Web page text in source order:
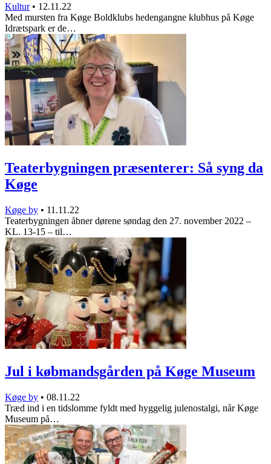
Kultur • 12.11.22
Med mursten fra Køge Boldklubs hedengangne klubhus på Køge
Idrætspark er de…
Teaterbygningen præsenterer: Så syng da
Køge
Køge by • 11.11.22
Teaterbygningen åbner dørene søndag den 27. november 2022 –
KL. 13-15 – til…
Jul i købmandsgården på Køge Museum
Køge by • 08.11.22
Træd ind i en tidslomme fyldt med hyggelig julenostalgi, når Køge
Museum på…